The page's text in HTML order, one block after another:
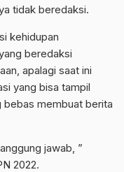
tidak beredaksi.
kehidupan
beredaksi
apalagi saat ini
yang bisa tampil
bebas membuat berita
jawab, ”
2022.